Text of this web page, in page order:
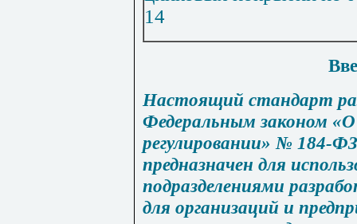
14
Настоящий стандарт
Федеральным законом
регулировании» № 184-
предназначен для
подразделениями
для организаций и